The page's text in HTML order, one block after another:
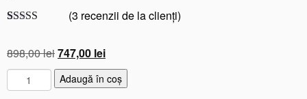
baza a
clienți
(3 recenzii de la clienți)
898,00leiPrețul
inițial
a
747,00 leiPrețul
curent
este:
a
Adaugă în coș